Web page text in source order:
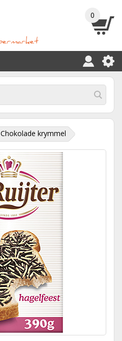
0
Chokolade krymmel